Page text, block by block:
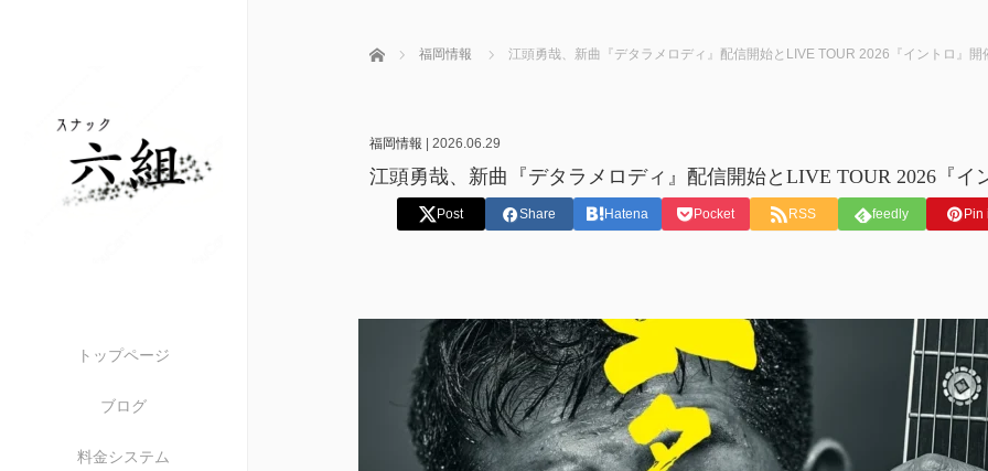
トップページ
ブログ
料金システム
ホーム 福岡情報 江頭勇哉、新曲『デタラメロディ』配信開始とLIVE TOUR 2026『イントロ』開
福岡情報 2026.06.29
江頭勇哉、新曲『デタラメロディ』配信開始とLIVE TOUR 2026『イ
Post Share Hatena Pocket RSS feedly Pin